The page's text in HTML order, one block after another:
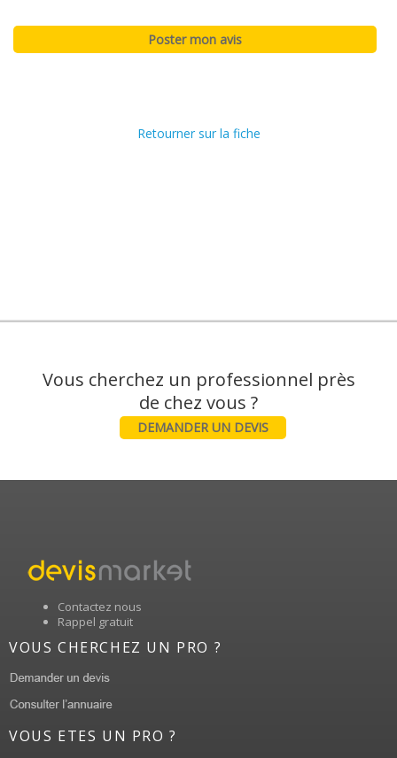
Retourner sur la fiche
Vous cherchez un professionnel près
DEMANDER UN DEVIS
Contactez nous
Rappel gratuit
VOUS CHERCHEZ UN PRO ?
VOUS ETES UN PRO ?